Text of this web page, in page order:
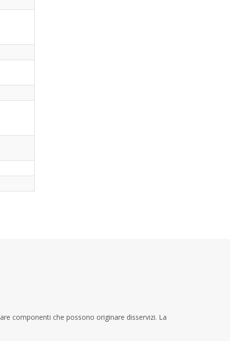
componenti che possono originare disservizi. La